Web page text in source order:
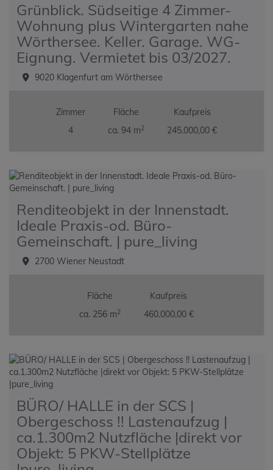
Grünblick. Südseitige 4 Zimmer-
Wohnung plus Wintergarten nahe
Wörthersee. Keller. Garage. WG-
Eignung. Vermietet bis 03/2027.
9020 Klagenfurt am Wörthersee
Zimmer
4
Fläche
ca. 94 m2
Kaufpreis
245.000,00 €
Renditeobjekt in der Innenstadt.
Ideale Praxis-od. Büro-
Gemeinschaft. | pure_living
2700 Wiener Neustadt
Fläche
ca. 256 m2
Kaufpreis
460.000,00 €
BÜRO/ HALLE in der SCS |
Obergeschoss !! Lastenaufzug |
ca.1.300m2 Nutzfläche |direkt vor
Objekt: 5 PKW-Stellplätze